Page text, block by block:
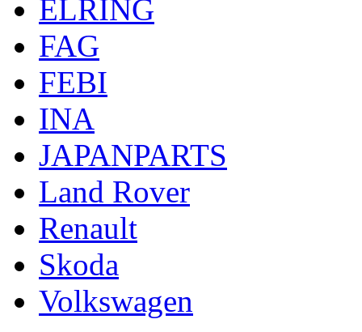
ELRING
FAG
FEBI
INA
JAPANPARTS
Land Rover
Renault
Skoda
Volkswagen